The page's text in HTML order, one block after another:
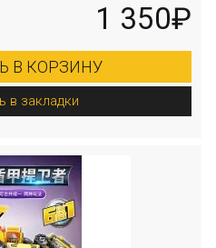
1 350₽
В КОРЗИНУ
в закладки